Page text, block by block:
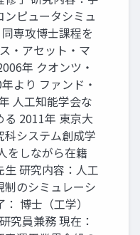
ピュータシミュ
専攻博士課程を
・アセット・マ
年 クオンツ・
より ファンド・
人工知能学会な
る 2011年 東京大
システム創成学
をしながら在籍
研究内容：人工
のシミュレーシ
博士（工学）
究員兼務 現在：